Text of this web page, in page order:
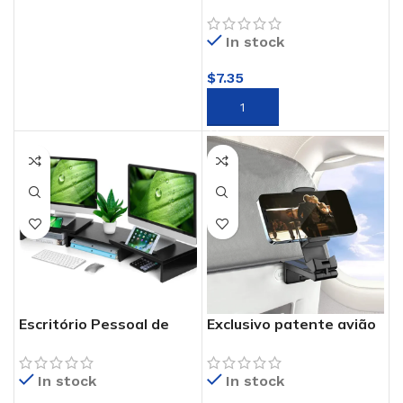
de calor eficiência laptop
suporte refrigerador
In stock
$7.35
ADD TO CART
Escritório Pessoal de
Suporte para Monitor
Lcd Stand Organizador
In stock
Exclusivo patente avião
portátil telefone
braçadeira suporte
In stock